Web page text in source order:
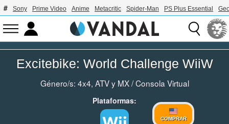
Sony Prime Video Anime Metacritic Spider-Man PS Plus Essential
Excitebike: World Challenge WiiW
Género/s: 4x4, ATV y MX/Consola Virtual
Plataformas:
COMPRAR